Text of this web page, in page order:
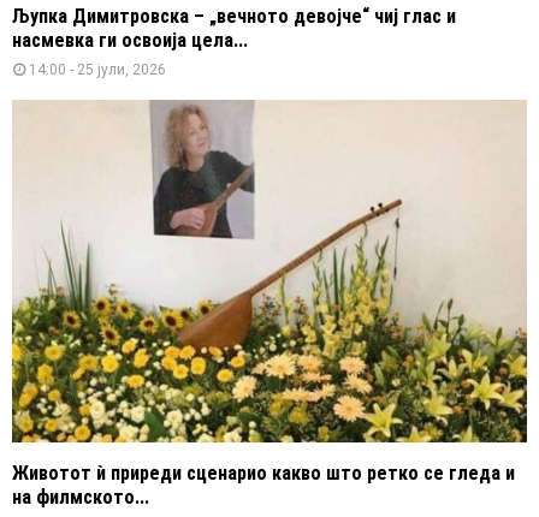
Љупка Димитровска – „вечното девојче“ чиј глас и
насмевка ги освоија цела...
14:00 - 25 јули, 2026
Животот ѝ приреди сценарио какво што ретко се гледа и
на филмското...